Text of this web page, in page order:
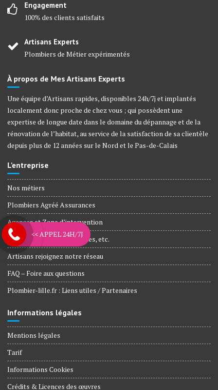
Engagement
100% des clients satisfaits
Artisans Experts
Plombiers de Métier expérimentés
À propos de Mes Artisans Experts
Une équipe d’Artisans rapides, disponibles 24h/7j et implantés
localement donc proche de chez vous ; qui possèdent une
expertise de longue date dans le domaine du dépannage et de la
rénovation de l’habitat, au service de la satisfaction de sa clientèle
depuis plus de 12 années sur le Nord et le Pas-de-Calais
L’entreprise
Nos métiers
Plombiers Agréé Assurances
Agences et Zone d’intervention
Nos engagements, Garanties, etc.
Artisans rejoignez notre réseau
FAQ – Foire aux questions
Plombier-lille.fr : Liens utiles / Partenaires
Informations légales
Mentions légales
Tarif
Informations Cookies
Crédits & Licences des œuvres
<< APPEL 24H/7J